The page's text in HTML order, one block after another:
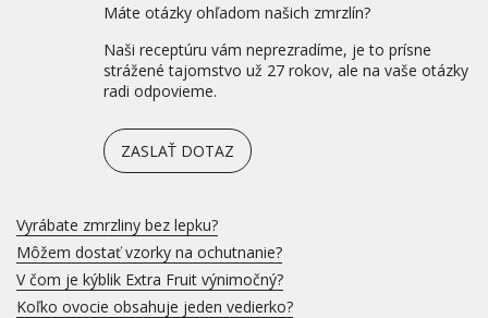
Máte otázky ohľadom našich zmrzlín?
Naši receptúru vám neprezradíme, je to prísne
strážené tajomstvo už 27 rokov, ale na vaše otázky
radi odpovieme.
ZASLAŤ DOTAZ
Vyrábate zmrzliny bez lepku?
Môžem dostať vzorky na ochutnanie?
V čom je kýblik Extra Fruit výnimočný?
Koľko ovocie obsahuje jeden vedierko?